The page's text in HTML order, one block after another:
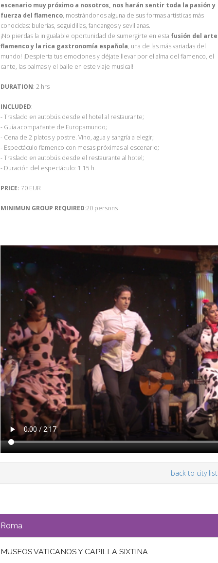
escenario muy próximo a nosotros, nos harán sentir toda la pasión y
fuerza del flamenco, mostrándonos alguna de sus formas artísticas más
conocidas: bulerías, seguidillas, fandangos y sevillanas.
¡No pierdas la inigualable oportunidad de sumergirte en esta fusión del arte
flamenco y la rica gastronomía española, una de las más variadas del
mundo! ¡Despierta tus emociones y déjate llevar por el alma del flamenco, el
cante, las palmas y el baile en este viaje musical!
DURATION: 2 hrs
INCLUDED:
- Traslado en autobús desde el hotel al restaurante;
- Guía acompañante de Europamundo;
- Cena de 2 platos y postre. Vino, agua y sangría a elegir;
- Espectáculo flamenco con mesas próximas al escenario;
- Traslado en autobús desde el restaurante al hotel;
- Duración del espectáculo: 1:15 h.
PRICE: 70 EUR
MINIMUN GROUP REQUIRED:20 persons
back to city list
Roma
MUSEOS VATICANOS Y CAPILLA SIXTINA